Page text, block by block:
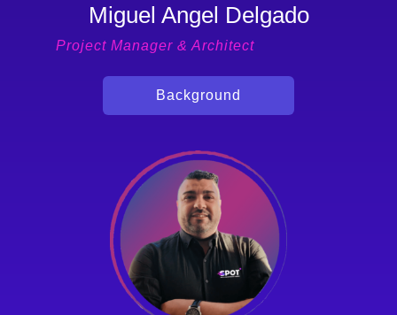
Miguel Angel Delgado
Project Manager & Architect
Background